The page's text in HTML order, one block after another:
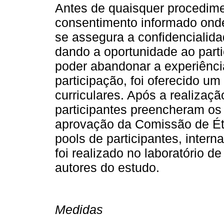
Antes de quaisquer
consentimento informado
se assegura a
dando a oportunidade ao
poder abandonar a
participação, foi oferecido
curriculares. Após a
participantes preencheram
aprovação da Comissão de
pools de participantes,
foi realizado no laboratório
autores do estudo.
Medidas